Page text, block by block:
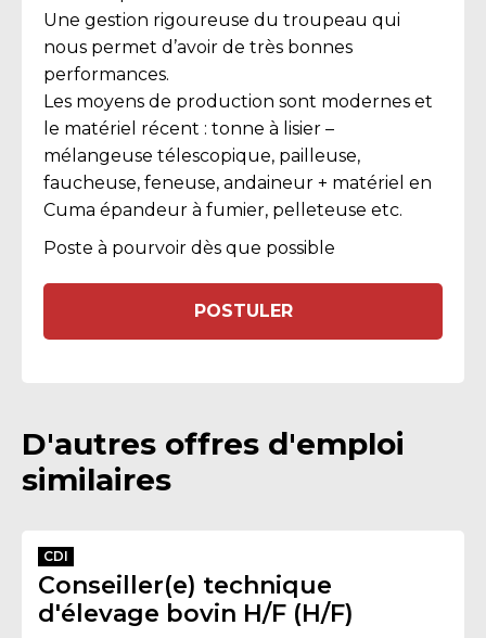
Une gestion rigoureuse du troupeau qui
nous permet d’avoir de très bonnes
performances.
Les moyens de production sont modernes et
le matériel récent : tonne à lisier –
mélangeuse télescopique, pailleuse,
faucheuse, feneuse, andaineur + matériel en
Cuma épandeur à fumier, pelleteuse etc.
Poste à pourvoir dès que possible
POSTULER
D'autres offres d'emploi
similaires
CDI
Conseiller(e) technique
d'élevage bovin H/F (H/F)